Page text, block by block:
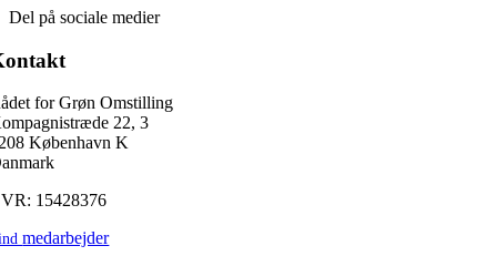
Del på sociale medier
for Grøn Omstilling
22, 3
København K
15428376
medarbejder